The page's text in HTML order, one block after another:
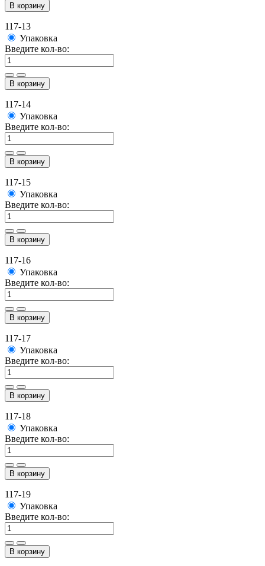
В корзину
117-13
Упаковка
Введите кол-во:
В корзину
117-14
Упаковка
Введите кол-во:
В корзину
117-15
Упаковка
Введите кол-во:
В корзину
117-16
Упаковка
Введите кол-во:
В корзину
117-17
Упаковка
Введите кол-во:
В корзину
117-18
Упаковка
Введите кол-во:
В корзину
117-19
Упаковка
Введите кол-во:
В корзину